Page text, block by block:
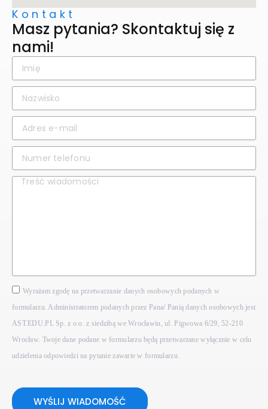
Kontakt
Masz pytania? Skontaktuj się z
nami!
Wyrażam zgodę na przetwarzanie danych osobowych podanych w
formularzu. Administratorem podanych przez Pana/ Panią danych osobowych jest
AST.EDU.PL Sp. z o.o. z siedzibą we Wrocławiu, ul. Pigwowa 6/29, 52-210
Wrocław. Twoje dane podane w formularzu będą przetwarzane wyłącznie w celu
udzielenia odpowiedzi na pytanie zawarte w formularzu.
WYŚLIJ WIADOMOŚĆ